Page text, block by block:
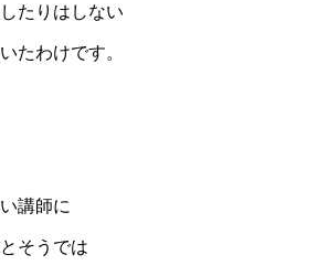
たりはしない
たわけです。
講師に
そうでは